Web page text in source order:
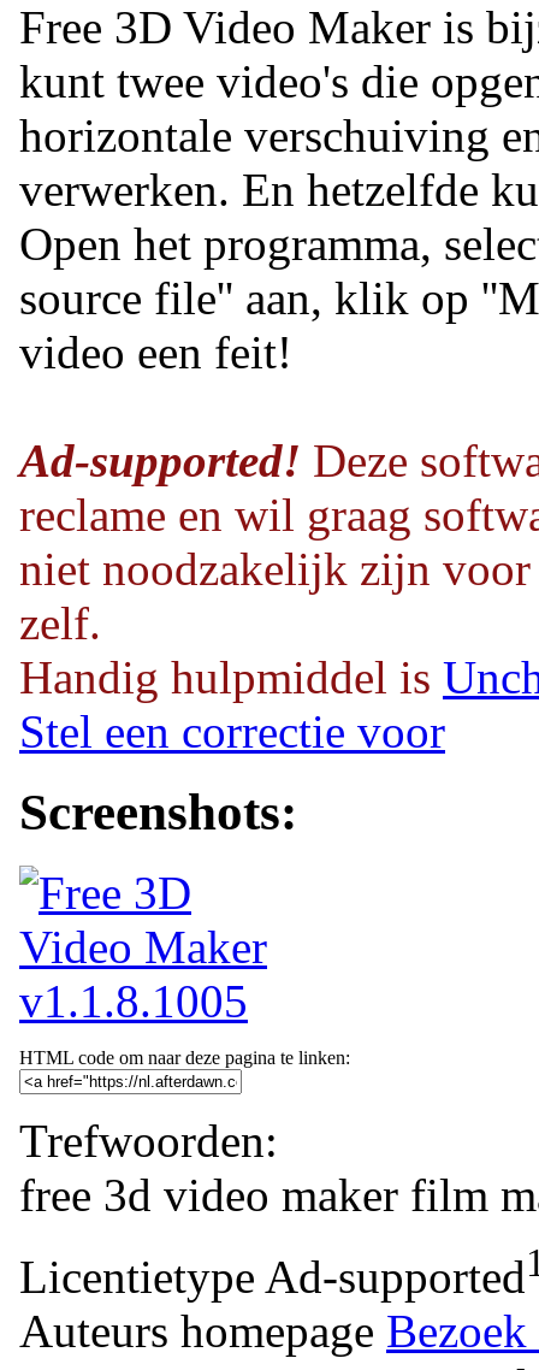
Free 3D Video Maker is
kunt twee video's die
horizontale verschuiving
verwerken. En hetzelfde
Open het programma,
source file'' aan, klik op
video een feit!
Ad-supported! Deze
reclame en wil graag
niet noodzakelijk zijn
zelf.
Handig hulpmiddel is
Stel een correctie voor
Screenshots:
HTML code om naar deze pagina te linken:
Trefwoorden:
free 3d video maker film
Licentietype Ad-supported
Auteurs homepage